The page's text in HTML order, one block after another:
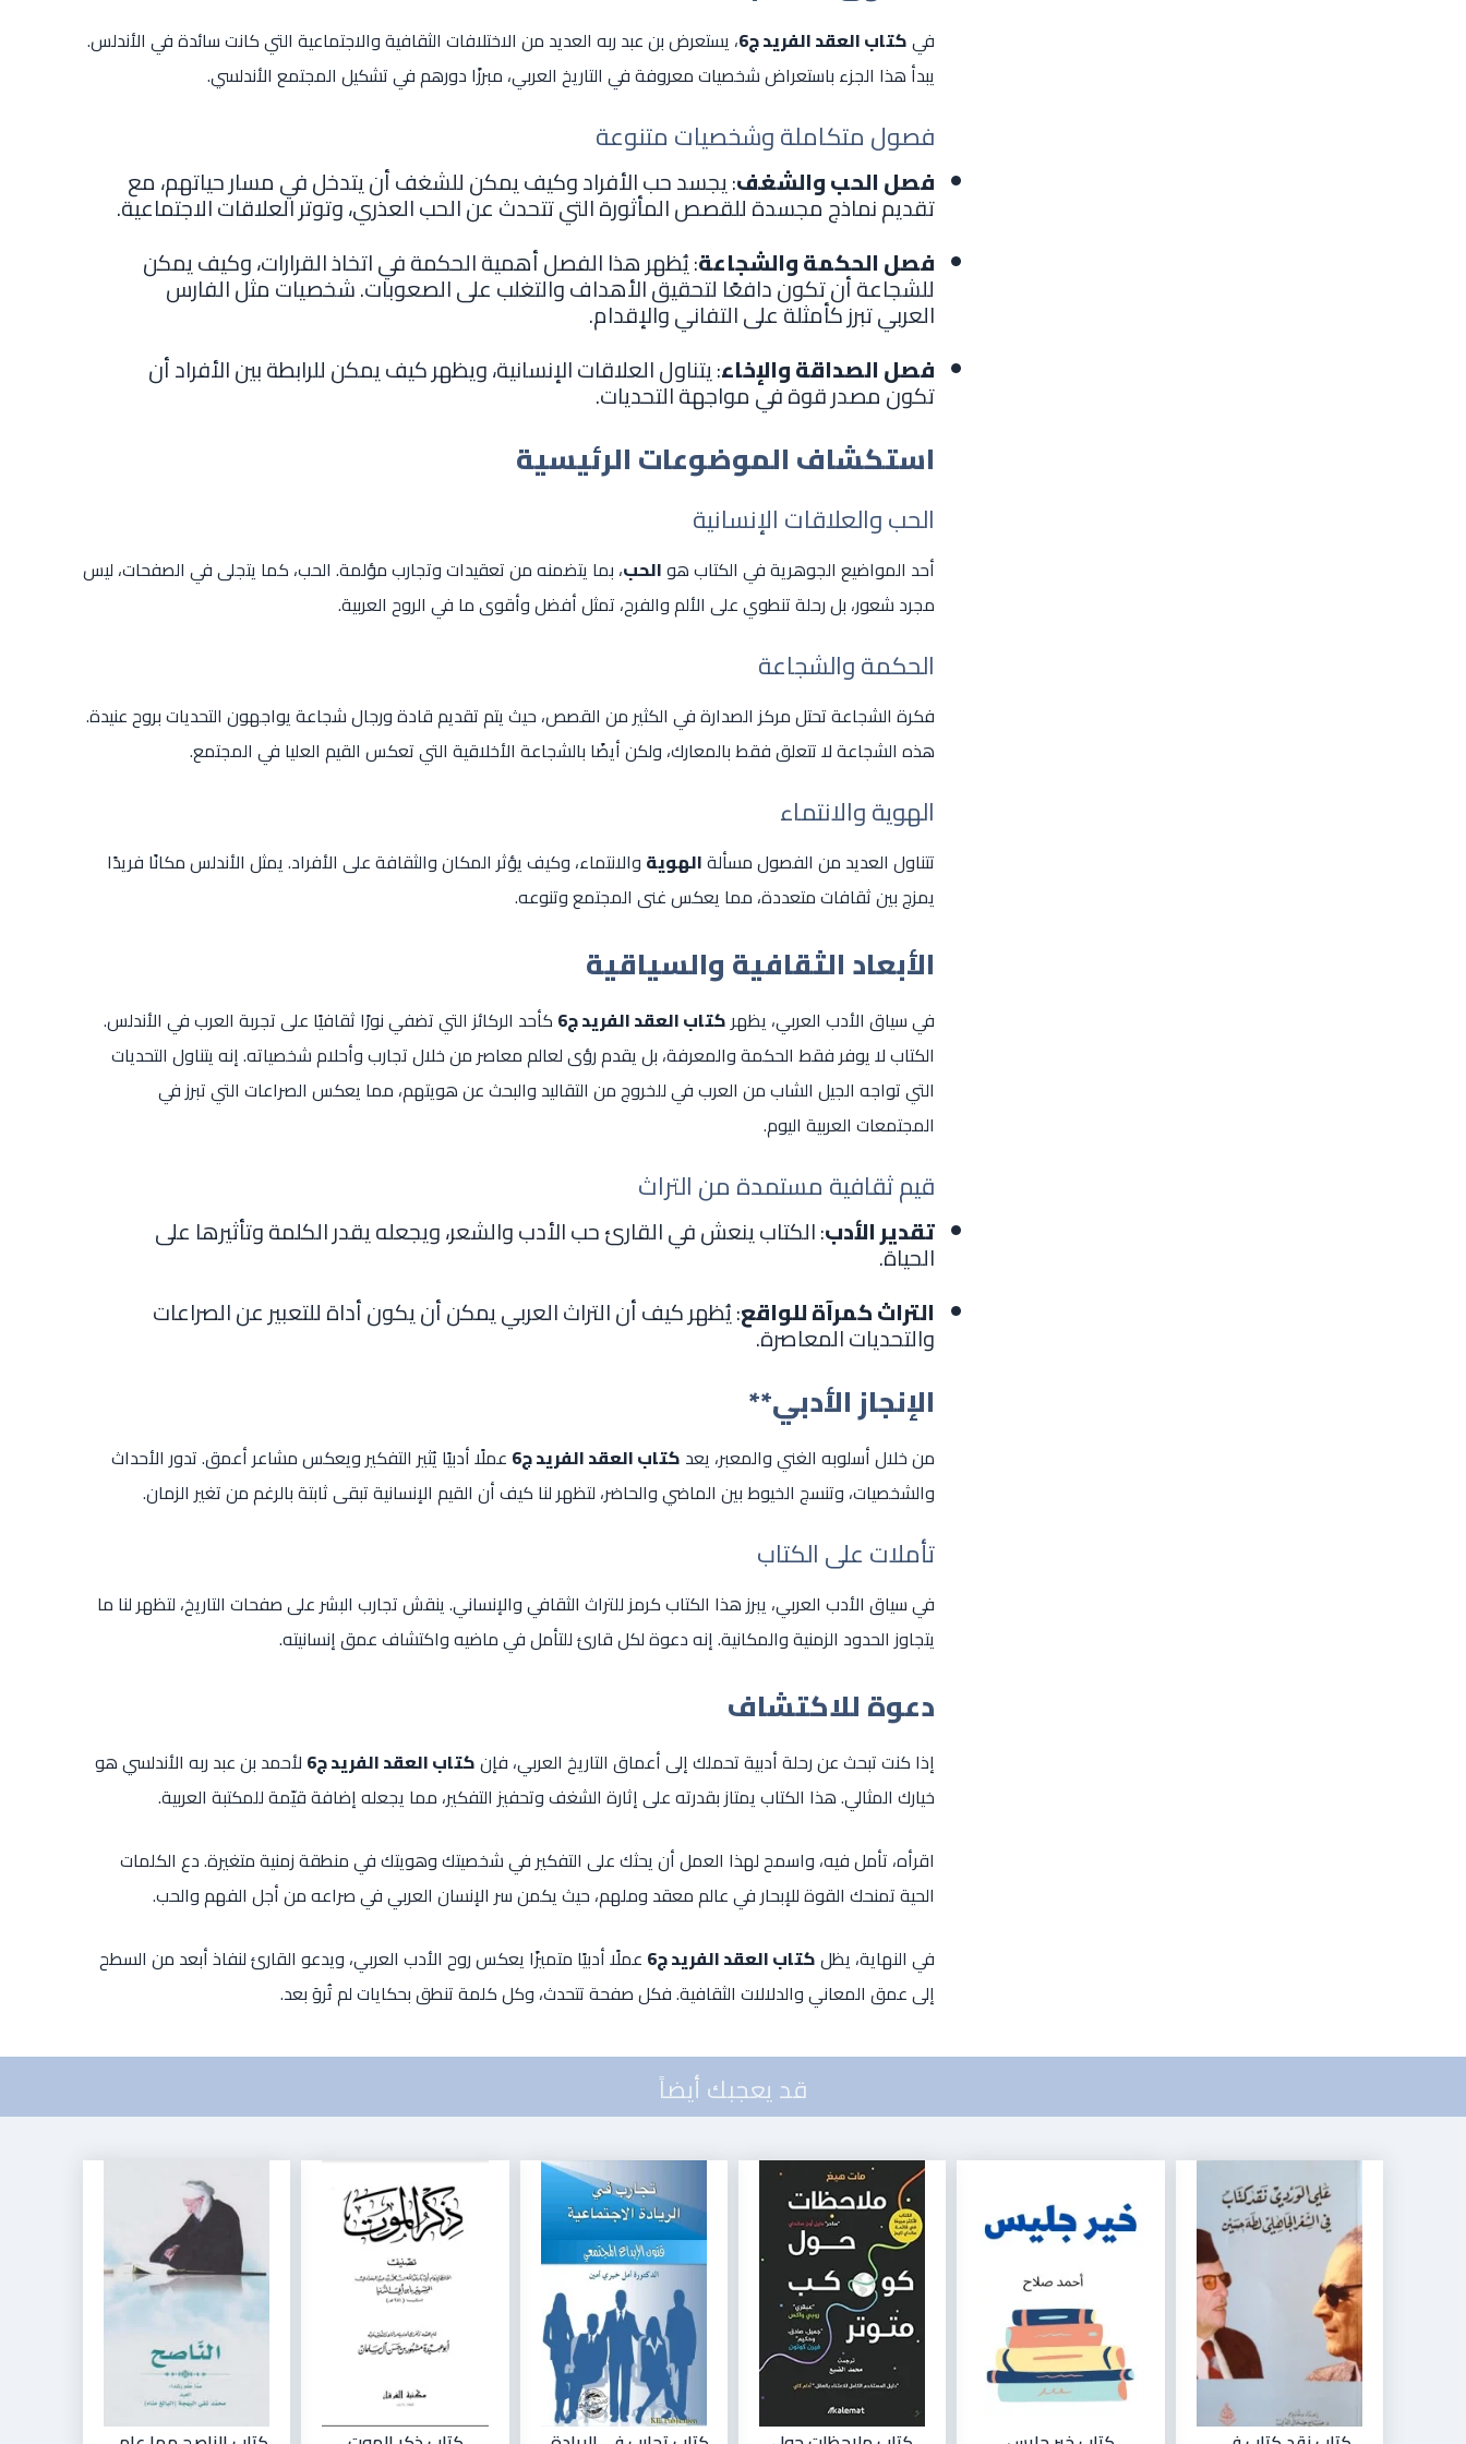
فيكتاب العقد الفريد ج6 ، يستعرض بن عبد ربه العديد من الاختلافات الثقافية والاجتماعية التي كانت سائدة في الأندلس.
يبدأ هذا الجزء باستعراض شخصيات معروفة في التاريخ العربي، مبرزًا دورهم في تشكيل المجتمع الأندلسي.
فصول متكاملة وشخصيات متنوعة
فصل الحب والشغف: يجسد حب الأفراد وكيف يمكن للشغف أن يتدخل في مسار حياتهم، مع
تقديم نماذج مجسدة للقصص المأثورة التي تتحدث عن الحب العذري، وتوتر العلاقات الاجتماعية.
فصل الحكمة والشجاعة: يُظهر هذا الفصل أهمية الحكمة في اتخاذ القرارات، وكيف يمكن
للشجاعة أن تكون دافعًا لتحقيق الأهداف والتغلب على الصعوبات. شخصيات مثل الفارس
العربي تبرز كأمثلة على التفاني والإقدام.
فصل الصداقة والإخاء: يتناول العلاقات الإنسانية، ويظهر كيف يمكن للرابطة بين الأفراد أن
تكون مصدر قوة في مواجهة التحديات.
استكشاف الموضوعات الرئيسية
الحب والعلاقات الإنسانية
أحد المواضيع الجوهرية في الكتاب هوالحب، بما يتضمنه من تعقيدات وتجارب مؤلمة. الحب، كما يتجلى في الصفحات، ليس
مجرد شعور، بل رحلة تنطوي على الألم والفرح، تمثل أفضل وأقوى ما في الروح العربية.
الحكمة والشجاعة
فكرة الشجاعة تحتل مركز الصدارة في الكثير من القصص، حيث يتم تقديم قادة ورجال شجاعة يواجهون التحديات بروح عنيدة.
هذه الشجاعة لا تتعلق فقط بالمعارك، ولكن أيضًا بالشجاعة الأخلاقية التي تعكس القيم العليا في المجتمع.
الهوية والانتماء
تتناول العديد من الفصول مسألةالهوية والانتماء، وكيف يؤثر المكان والثقافة على الأفراد. يمثل الأندلس مكانًا فريدًا
يمزج بين ثقافات متعددة، مما يعكس غنى المجتمع وتنوعه.
الأبعاد الثقافية والسياقية
في سياق الأدب العربي، يظهركتاب العقد الفريد ج6 كأحد الركائز التي تضفي نورًا ثقافيًا على تجربة العرب في الأندلس.
الكتاب لا يوفر فقط الحكمة والمعرفة، بل يقدم رؤى لعالم معاصر من خلال تجارب وأحلام شخصياته. إنه يتناول التحديات
التي تواجه الجيل الشاب من العرب في للخروج من التقاليد والبحث عن هويتهم، مما يعكس الصراعات التي تبرز في
المجتمعات العربية اليوم.
قيم ثقافية مستمدة من التراث
تقدير الأدب: الكتاب ينعش في القارئ حب الأدب والشعر، ويجعله يقدر الكلمة وتأثيرها على
الحياة.
التراث كمرآة للواقع: يُظهر كيف أن التراث العربي يمكن أن يكون أداة للتعبير عن الصراعات
والتحديات المعاصرة.
الإنجاز الأدبي**
من خلال أسلوبه الغني والمعبر، يعد كتاب العقد الفريد ج6 عملًا أدبيًا يُثير التفكير ويعكس مشاعر أعمق. تدور الأحداث
والشخصيات، وتنسج الخيوط بين الماضي والحاضر، لتظهر لنا كيف أن القيم الإنسانية تبقى ثابتة بالرغم من تغير الزمان.
تأملات على الكتاب
في سياق الأدب العربي، يبرز هذا الكتاب كرمز للتراث الثقافي والإنساني. ينقش تجارب البشر على صفحات التاريخ، لتظهر لنا ما
يتجاوز الحدود الزمنية والمكانية. إنه دعوة لكل قارئ للتأمل في ماضيه واكتشاف عمق إنسانيته.
دعوة للاكتشاف
إذا كنت تبحث عن رحلة أدبية تحملك إلى أعماق التاريخ العربي، فإنكتاب العقد الفريد ج6 لأحمد بن عبد ربه الأندلسي هو
خيارك المثالي. هذا الكتاب يمتاز بقدرته على إثارة الشغف وتحفيز التفكير، مما يجعله إضافة قيّمة للمكتبة العربية.
اقرأه، تأمل فيه، واسمح لهذا العمل أن يحثك على التفكير في شخصيتك وهويتك في منطقة زمنية متغيرة. دع الكلمات
الحية تمنحك القوة للإبحار في عالم معقد وملهم، حيث يكمن سر الإنسان العربي في صراعه من أجل الفهم والحب.
في النهاية، يظلكتاب العقد الفريد ج6 عملًا أدبيًا متميزًا يعكس روح الأدب العربي، ويدعو القارئ لنفاذ أبعد من السطح
إلى عمق المعاني والدلالات الثقافية. فكل صفحة تتحدث، وكل كلمة تنطق بحكايات لم تُروَ بعد.
قد يعجبك أيضاً